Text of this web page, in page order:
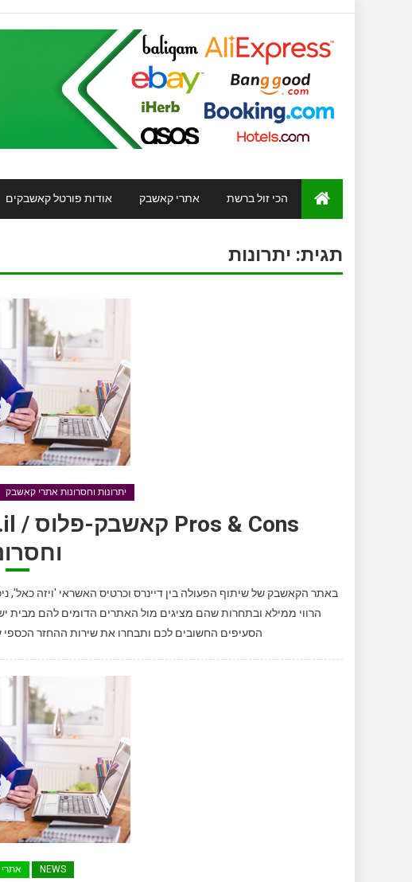
אודות פורטל קאשבקים אתרי קאשבק הכי זול ברשת
תגית: יתרונות
יתרונות וחסרונות אתרי קאשבק
באתר הקאשבק של שיתוף הפעולה בין דיינרס וכרטיס האשראי 'ויזה כאל',
הרווי ממילא ובתחרות שהם מציגים מול האתרים הדומים להם מבית
הסעיפים החשובים לכם ותבחרו את שירות ההחזר הכספי
NEWS